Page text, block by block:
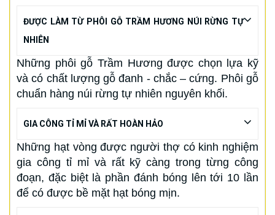
ĐƯỢC LÀM TỪ PHÔI GỖ TRẦM HƯƠNG NÚI RỪNG TỰ
NHIÊN
Những phôi gỗ Trầm Hương được chọn lựa kỹ
và có chất lượng gỗ đanh - chắc – cứng. Phôi gỗ
chuẩn hàng núi rừng tự nhiên nguyên khối.
GIA CÔNG TỈ MỈ VÀ RẤT HOÀN HẢO
Những hạt vòng được người thợ có kinh nghiệm
gia công tỉ mỉ và rất kỹ càng trong từng công
đoạn, đặc biệt là phần đánh bóng lên tới 10 lần
để có được bề mặt hạt bóng mịn.